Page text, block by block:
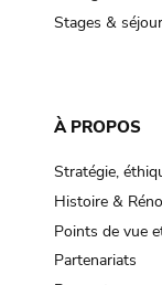
Stages &
À PROPOS
Stratégie,
Histoire &
Points de vue
Partenariats